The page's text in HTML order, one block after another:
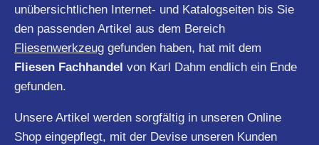
unübersichtlichen Internet- und Katalogseiten bis Sie
den passenden Artikel aus dem Bereich
Fliesenwerkzeug gefunden haben, hat mit dem
Fliesen Fachhandel von Karl Dahm endlich ein Ende
gefunden.
Unsere Artikel werden sorgfältig in unseren Online
Shop eingepflegt, mit der Devise unseren Kunden